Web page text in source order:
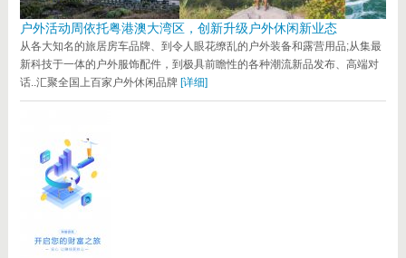
户外活动周依托粤港澳大湾区，创新升级户外休闲新业态
从各大知名的旅居房车品牌、到令人眼花缭乱的户外装备和露营用品;从集最
新科技于一体的户外服饰配件，到极具前瞻性的各种潮流新品发布、高端对
话..汇聚全国上百家户外休闲品牌 [详细]